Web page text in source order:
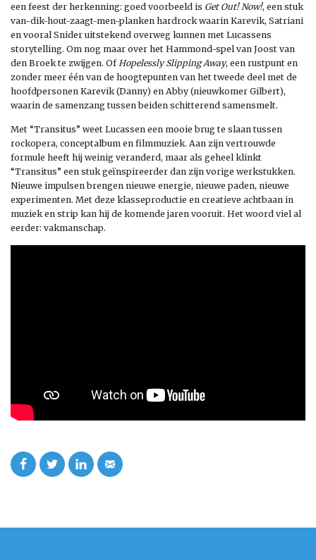
een feest der herkenning: goed voorbeeld is Get Out! Now!, een stuk
van-dik-hout-zaagt-men-planken hardrock waarin Karevik, Satriani
en vooral Snider uitstekend overweg kunnen met Lucassens
storytelling. Om nog maar over het Hammond-spel van Joost van
den Broek te zwijgen. Of Hopelessly Slipping Away, een rustpunt en
zonder meer één van de hoogtepunten van het tweede deel met de
hoofdpersonen Karevik (Danny) en Abby (nieuwkomer Gilbert),
waarin de samenzang tussen beiden schitterend samensmelt.
Met “Transitus” weet Lucassen een mooie brug te slaan tussen
rockopera, conceptalbum en filmmuziek. Aan zijn vertrouwde
formule heeft hij weinig veranderd, maar als geheel klinkt
“Transitus” een stuk geïnspireerder dan zijn vorige werkstukken.
Nieuwe impulsen brengen nieuwe energie, nieuwe paden, nieuwe
experimenten. Met deze klasseproductie en creatieve achtbaan in
muziek en strip kan hij de komende jaren vooruit. Het woord viel al
eerder: vakmanschap.